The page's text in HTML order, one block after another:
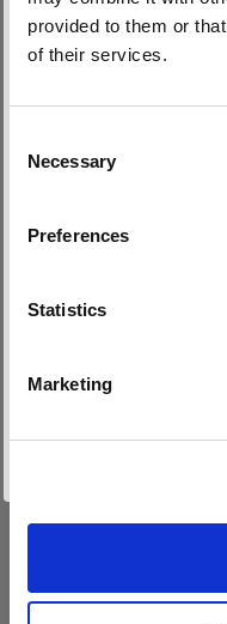
provided to them or
of their services.
Selection
Necessary
Preferences
Statistics
Marketing
Möchten Sie
Bulgaria
Sprache